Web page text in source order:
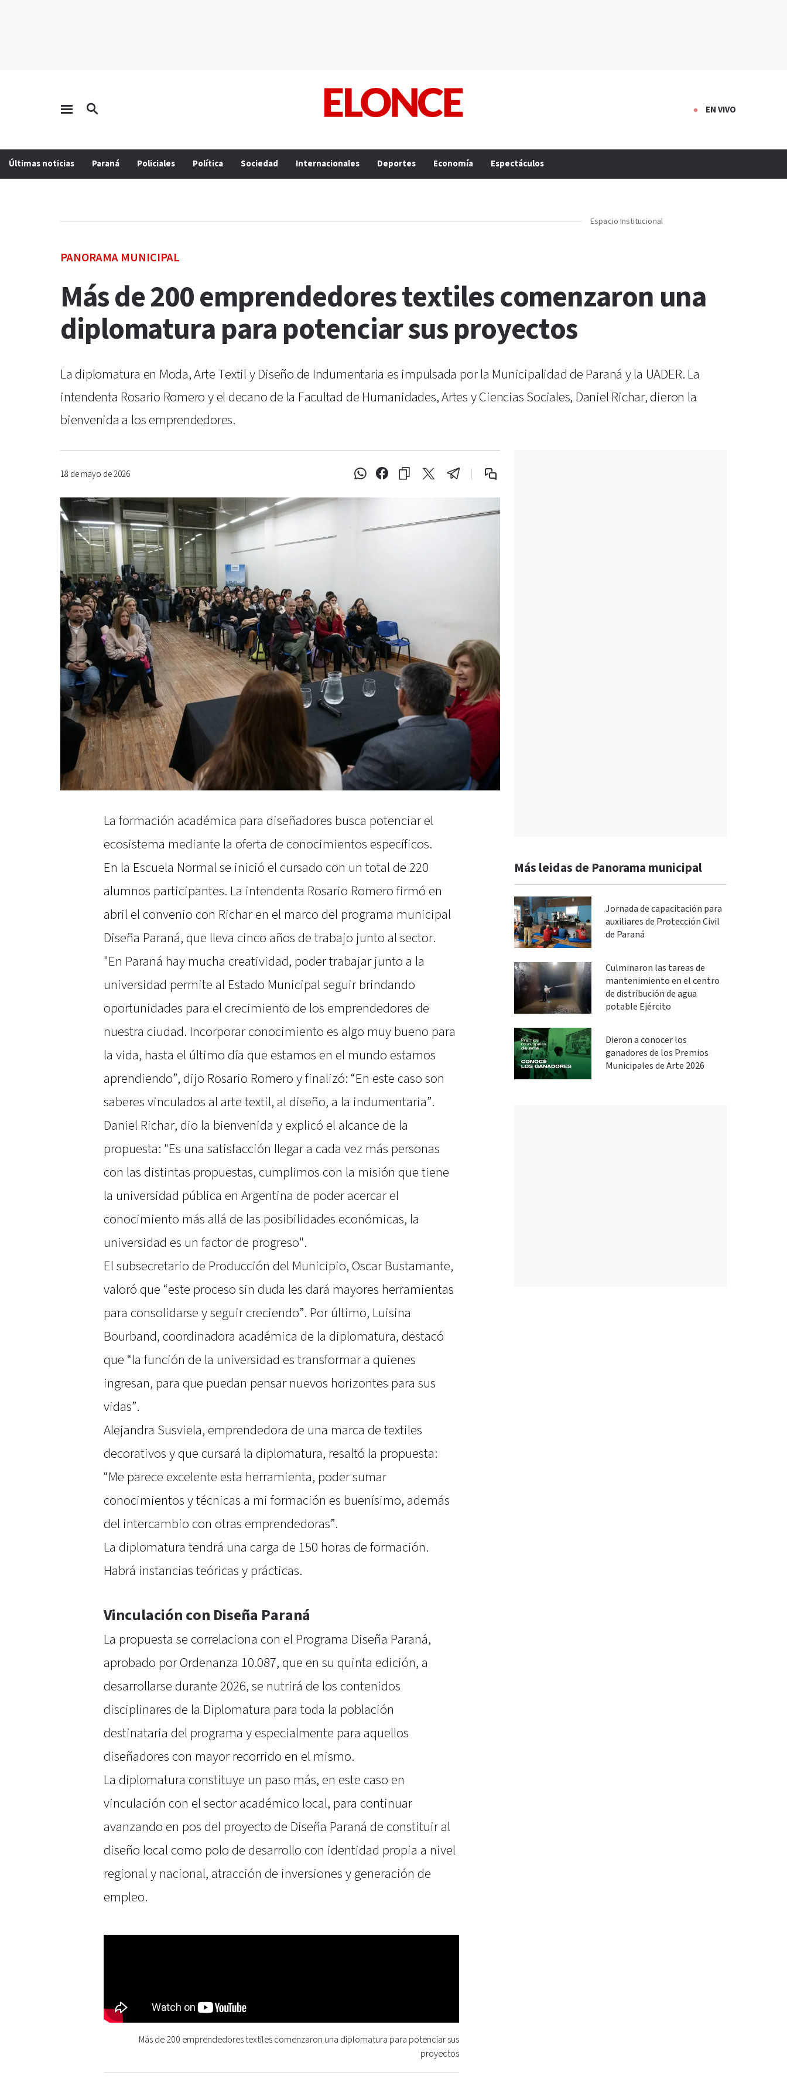
EN VIVO
Últimas noticias Paraná Policiales Política Sociedad Internacionales Deportes Economía Espectáculos
PANORAMA MUNICIPAL
Espacio Institucional
Más de 200 emprendedores textiles comenzaron una
diplomatura para potenciar sus proyectos
La diplomatura en Moda, Arte Textil y Diseño de Indumentaria es impulsada por la Municipalidad de Paraná y la UADER. La
intendenta Rosario Romero y el decano de la Facultad de Humanidades, Artes y Ciencias Sociales, Daniel Richar, dieron la
bienvenida a los emprendedores.
18 de mayo de 2026
La formación académica para diseñadores busca potenciar el
ecosistema mediante la oferta de conocimientos específicos.
En la Escuela Normal se inició el cursado con un total de 220
alumnos participantes. La intendenta Rosario Romero firmó en
abril el convenio con Richar en el marco del programa municipal
Diseña Paraná, que lleva cinco años de trabajo junto al sector.
"En Paraná hay mucha creatividad, poder trabajar junto a la
universidad permite al Estado Municipal seguir brindando
oportunidades para el crecimiento de los emprendedores de
nuestra ciudad. Incorporar conocimiento es algo muy bueno para
la vida, hasta el último día que estamos en el mundo estamos
aprendiendo”, dijo Rosario Romero y finalizó: “En este caso son
saberes vinculados al arte textil, al diseño, a la indumentaria”.
Daniel Richar, dio la bienvenida y explicó el alcance de la
propuesta: "Es una satisfacción llegar a cada vez más personas
con las distintas propuestas, cumplimos con la misión que tiene
la universidad pública en Argentina de poder acercar el
conocimiento más allá de las posibilidades económicas, la
universidad es un factor de progreso".
El subsecretario de Producción del Municipio, Oscar Bustamante,
valoró que “este proceso sin duda les dará mayores herramientas
para consolidarse y seguir creciendo”. Por último, Luisina
Bourband, coordinadora académica de la diplomatura, destacó
que “la función de la universidad es transformar a quienes
ingresan, para que puedan pensar nuevos horizontes para sus
vidas”.
Alejandra Susviela, emprendedora de una marca de textiles
decorativos y que cursará la diplomatura, resaltó la propuesta:
“Me parece excelente esta herramienta, poder sumar
conocimientos y técnicas a mi formación es buenísimo, además
del intercambio con otras emprendedoras”.
La diplomatura tendrá una carga de 150 horas de formación.
Habrá instancias teóricas y prácticas.
Vinculación con Diseña Paraná
La propuesta se correlaciona con el Programa Diseña Paraná,
aprobado por Ordenanza 10.087, que en su quinta edición, a
desarrollarse durante 2026, se nutrirá de los contenidos
disciplinares de la Diplomatura para toda la población
destinataria del programa y especialmente para aquellos
diseñadores con mayor recorrido en el mismo.
La diplomatura constituye un paso más, en este caso en
vinculación con el sector académico local, para continuar
avanzando en pos del proyecto de Diseña Paraná de constituir al
diseño local como polo de desarrollo con identidad propia a nivel
regional y nacional, atracción de inversiones y generación de
empleo.
Más de 200 emprendedores textiles comenzaron una diplomatura para potenciar sus
proyectos
Más leidas de Panorama municipal
Jornada de capacitación para
auxiliares de Protección Civil
de Paraná
Culminaron las tareas de
mantenimiento en el centro
de distribución de agua
potable Ejército
Dieron a conocer los
ganadores de los Premios
Municipales de Arte 2026